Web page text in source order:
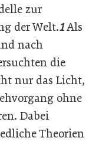
zur
der Welt.1Als
nach
die
nur das Licht,
ohne
Dabei
Theorien